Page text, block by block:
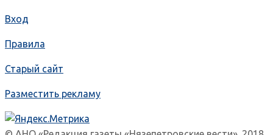
Вход
Правила
Старый сайт
Разместить рекламу